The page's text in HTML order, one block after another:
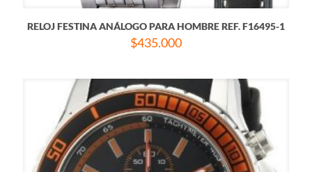
RELOJ FESTINA ANÁLOGO PARA HOMBRE REF. F16495-1
$435.000